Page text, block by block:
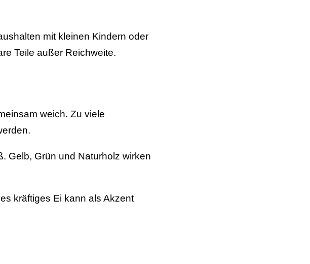
mit kleinen Kindern oder
Teile außer Reichweite.
weich. Zu viele
Gelb, Grün und Naturholz wirken
kräftiges Ei kann als Akzent